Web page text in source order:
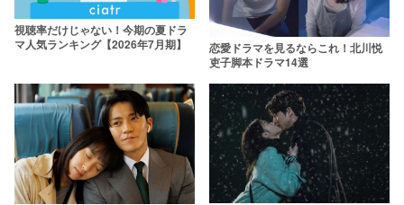
視聴率だけじゃない！今期の夏ドラ
マ人気ランキング【2026年7月期】
恋愛ドラマを見るならこれ！北川悦
吏子脚本ドラマ14選